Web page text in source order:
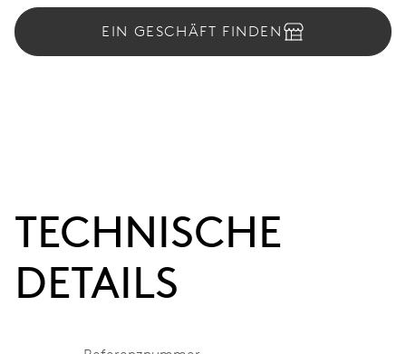
EIN GESCHÄFT FINDEN
TECHNISCHE
DETAILS